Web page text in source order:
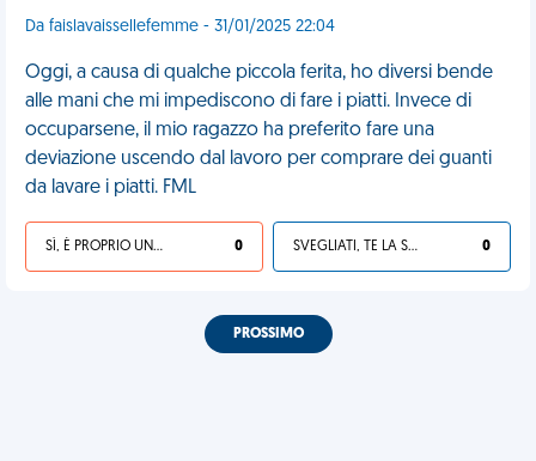
Da faislavaissellefemme - 31/01/2025 22:04
Oggi, a causa di qualche piccola ferita, ho diversi bende
alle mani che mi impediscono di fare i piatti. Invece di
occuparsene, il mio ragazzo ha preferito fare una
deviazione uscendo dal lavoro per comprare dei guanti
da lavare i piatti. FML
SÌ, È PROPRIO UNA VDM! 0 SVEGLIATI, TE LA SEI CERCATA! 0
PROSSIMO